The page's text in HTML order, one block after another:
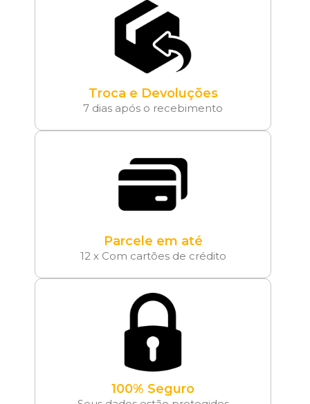
Troca e Devoluções
7 dias após o recebimento
Parcele em até
12 x Com cartões de crédito
100% Seguro